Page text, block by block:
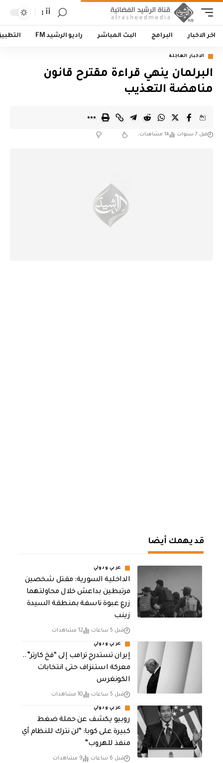
أأ
اخر الاخبار البرامج البث المباشر راديو الرشيد FM
الاخبار العاجلة
البرلمان ينهي قراءة مقترح قانون
مناهضة التعذيب
قبل 7 سنوات 14 مشاهدات
قد يهمك أيضا
عربي ودولي
الداخلية السورية: مقتل شخصين
مرتبطين بداعش خلال محاولتهما
زرع عبوة ناسفة بمنطقة السيدة
زينب
قبل 5 ساعات 12 مشاهدات
عربي ودولي
إيران تستدرج ترامب إلى “فخ كارتر”..
معركة استنزاف حتى انتخابات
الكونغرس
قبل 5 ساعات 10 مشاهدات
عربي ودولي
روبيو يكشف عن حملة ضغط
كبيرة على كوبا: “لن نترك للنظام أي
منفذ للهروب”
قبل 6 ساعات 9 مشاهدات